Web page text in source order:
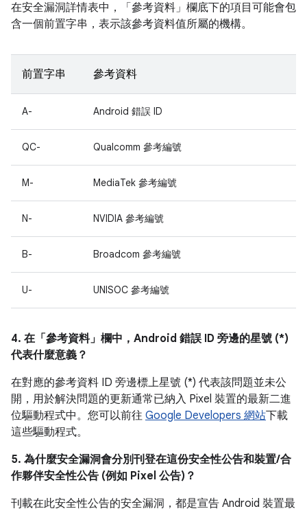
在安全漏洞詳情表中，「參考資料」 欄底下的項目可能會包
含一個前置字串，表示該參考資料值所屬的機構。
前置字串 參考資料
A- Android 錯誤 ID
QC- Qualcomm 參考編號
M- MediaTek 參考編號
N- NVIDIA 參考編號
B- Broadcom 參考編號
U- UNISOC 參考編號
4. 在「參考資料」 欄中，Android 錯誤 ID 旁邊的星號 (*)
代表什麼意義？
在對應的參考資料 ID 旁邊標上星號 (*) 代表該問題並未公
開，用於解決問題的更新通常已納入 Pixel 裝置的最新二進
位驅動程式中。您可以前往 Google Developers 網站下載
這些驅動程式。
5. 為什麼安全漏洞會分別刊登在這份安全性公告和裝置/合
作夥伴安全性公告 (例如 Pixel 公告)？
刊載在此安全性公告的安全漏洞，都是宣告 Android 裝置最